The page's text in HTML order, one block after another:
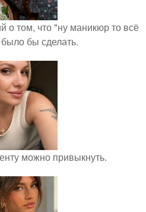
о том, что "ну маникюр то всё
бы сделать.
можно привыкнуть.